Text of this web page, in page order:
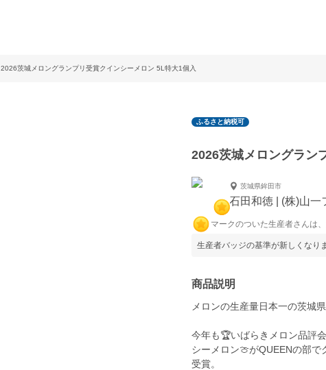
2026茨城メロングランプリ受賞クインシーメロン 5L特大1個入
ふるさと納税可
2026茨城メロングラン
茨城県鉾田市
石田和徳 | (株)山一
マークのついた生産者さんは
生産者バッジの基準が新しくなり
商品説明
メロンの生産量日本一の茨城
今年も🏆いばらきメロン品評
シーメロン🍈がQUEENの部
受賞。